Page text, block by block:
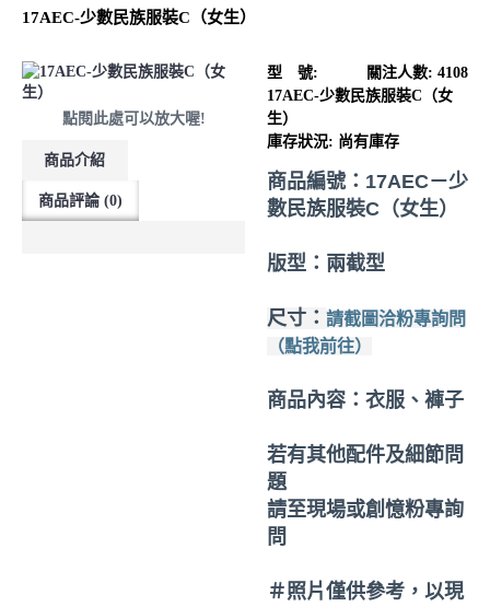
17AEC-少數民族服裝C（女生）
點閱此處可以放大喔!
商品介紹
商品評論 (0)
關注人數: 4108
型 號:
17AEC-少數民族服裝C（女
生）
庫存狀況: 尚有庫存
商品編號： 17AEC－少
數民族服裝C（女生）
版型：兩截型
尺寸： 請截圖洽粉專詢問
（點我前往）
商品內容：衣服、褲子
若有其他配件及細節問
題
請至現場或創憶粉專詢
問
＃照片僅供參考，以現